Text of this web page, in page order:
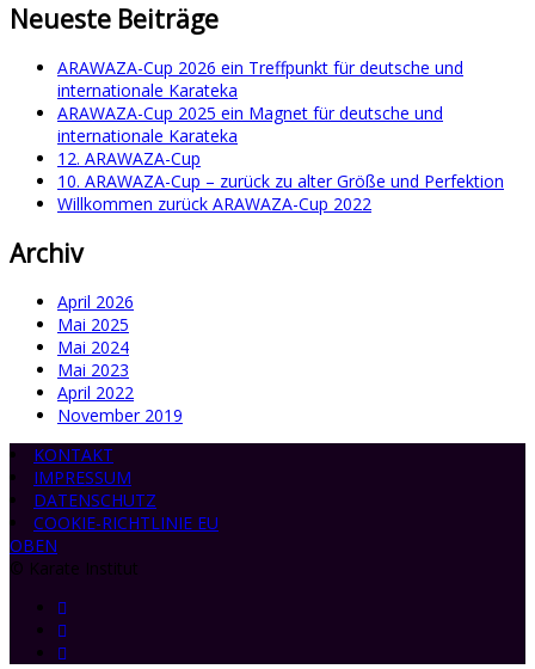
Neueste Beiträge
ARAWAZA-Cup 2026 ein Treffpunkt für deutsche und
internationale Karateka
ARAWAZA-Cup 2025 ein Magnet für deutsche und
internationale Karateka
12. ARAWAZA-Cup
10. ARAWAZA-Cup – zurück zu alter Größe und Perfektion
Willkommen zurück ARAWAZA-Cup 2022
Archiv
April 2026
Mai 2025
Mai 2024
Mai 2023
April 2022
November 2019
KONTAKT
IMPRESSUM
DATENSCHUTZ
COOKIE-RICHTLINIE EU
OBEN
© Karate Institut